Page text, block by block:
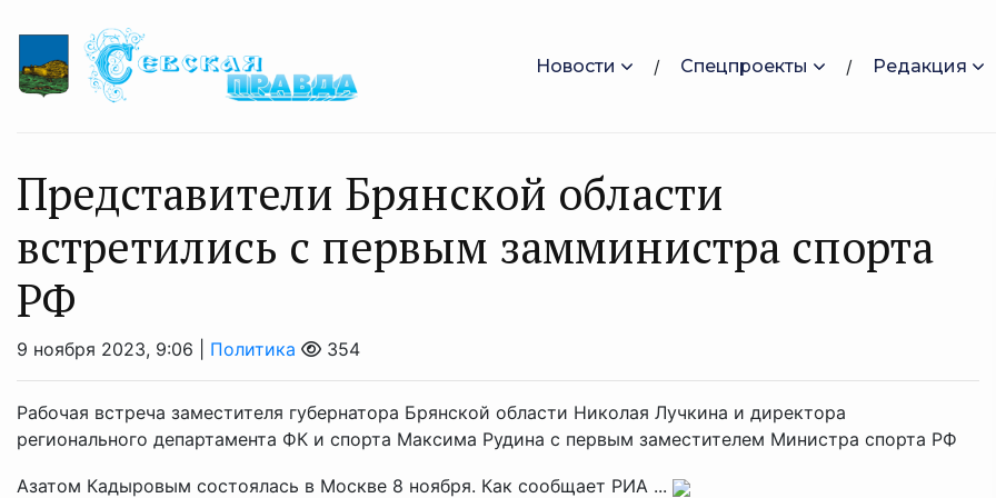
Новости Спецпроекты Редакция
Представители Брянской области
встретились с первым замминистра спорта
РФ
9 ноября 2023, 9:06 | Политика 354
Рабочая встреча заместителя губернатора Брянской области Николая Лучкина и директора
регионального департамента ФК и спорта Максима Рудина с первым заместителем Министра спорта РФ
Азатом Кадыровым состоялась в Москве 8 ноября. Как сообщает РИА ...